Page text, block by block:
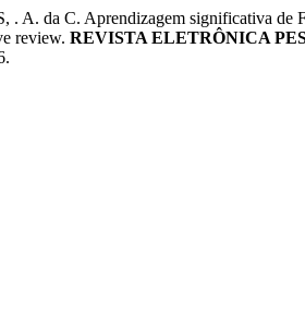
A. da C. Aprendizagem significativa de
review. REVISTA ELETRÔNICA